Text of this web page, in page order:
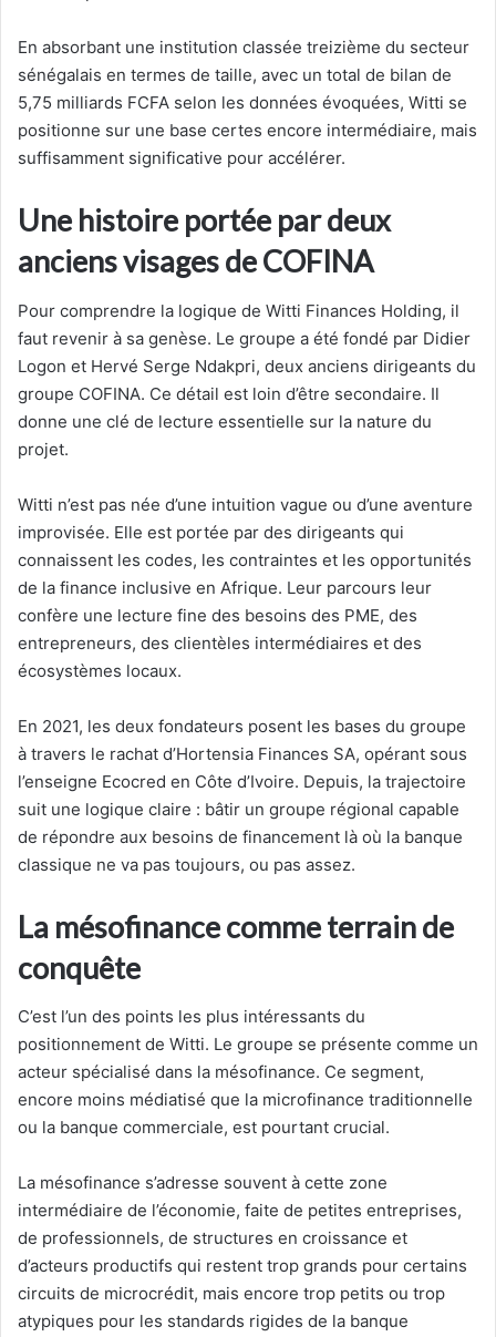
En absorbant une institution classée treizième du secteur
sénégalais en termes de taille, avec un total de bilan de
5,75 milliards FCFA selon les données évoquées, Witti se
positionne sur une base certes encore intermédiaire, mais
suffisamment significative pour accélérer.
Une histoire portée par deux
anciens visages de COFINA
Pour comprendre la logique de Witti Finances Holding, il
faut revenir à sa genèse. Le groupe a été fondé par Didier
Logon et Hervé Serge Ndakpri, deux anciens dirigeants du
groupe COFINA. Ce détail est loin d’être secondaire. Il
donne une clé de lecture essentielle sur la nature du
projet.
Witti n’est pas née d’une intuition vague ou d’une aventure
improvisée. Elle est portée par des dirigeants qui
connaissent les codes, les contraintes et les opportunités
de la finance inclusive en Afrique. Leur parcours leur
confère une lecture fine des besoins des PME, des
entrepreneurs, des clientèles intermédiaires et des
écosystèmes locaux.
En 2021, les deux fondateurs posent les bases du groupe
à travers le rachat d’Hortensia Finances SA, opérant sous
l’enseigne Ecocred en Côte d’Ivoire. Depuis, la trajectoire
suit une logique claire : bâtir un groupe régional capable
de répondre aux besoins de financement là où la banque
classique ne va pas toujours, ou pas assez.
La mésofinance comme terrain de
conquête
C’est l’un des points les plus intéressants du
positionnement de Witti. Le groupe se présente comme un
acteur spécialisé dans la mésofinance. Ce segment,
encore moins médiatisé que la microfinance traditionnelle
ou la banque commerciale, est pourtant crucial.
La mésofinance s’adresse souvent à cette zone
intermédiaire de l’économie, faite de petites entreprises,
de professionnels, de structures en croissance et
d’acteurs productifs qui restent trop grands pour certains
circuits de microcrédit, mais encore trop petits ou trop
atypiques pour les standards rigides de la banque